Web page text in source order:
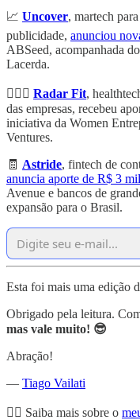
📈 Uncover, martech
publicidade, anunciou
ABSeed, acompanhada
Lacerda.
🚴🏼‍♀️ Radar Fit,
das empresas, recebeu
iniciativa da Women
Ventures.
🧾 Astride, fintech de
anuncia aporte de R$ 3
Avenue e bancos de
expansão para o Brasil.
Esta foi mais uma edição
Obrigado pela leitura.
mas vale muito! 😎
Abração!
— Tiago Vailati
👉🏼 Saiba mais sobre o